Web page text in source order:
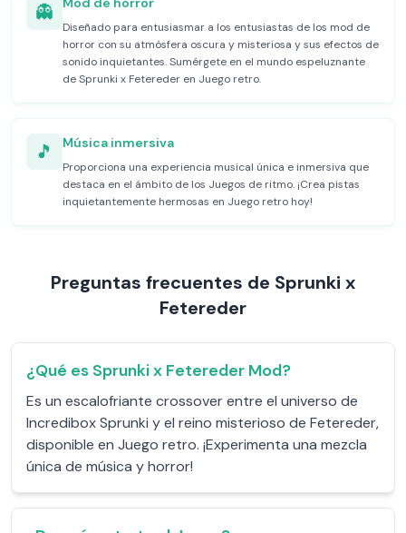
👻
Diseñado para entusiasmar a los entusiastas de los mod de
horror con su atmósfera oscura y misteriosa y sus efectos de
sonido inquietantes. Sumérgete en el mundo espeluznante
de Sprunki x Fetereder en Juego retro.
🎵 Música inmersiva
Proporciona una experiencia musical única e inmersiva que
destaca en el ámbito de los Juegos de ritmo. ¡Crea pistas
inquietantemente hermosas en Juego retro hoy!
Preguntas frecuentes de Sprunki x
Fetereder
¿Qué es Sprunki x Fetereder Mod?
Es un escalofriante crossover entre el universo de
Incredibox Sprunki y el reino misterioso de Fetereder,
disponible en Juego retro. ¡Experimenta una mezcla
única de música y horror!